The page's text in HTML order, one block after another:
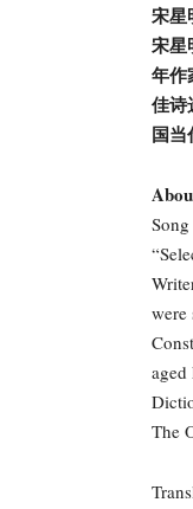
宋星
宋星
年作
佳诗
国当
were
aged
The